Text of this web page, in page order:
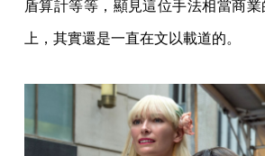
盾算計等等，顯見這位手法相當商
上，其實還是一直在文以載道的。